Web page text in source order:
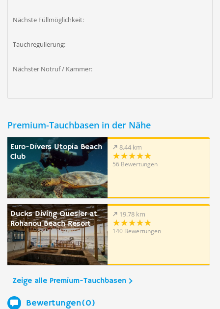
Nächste Füllmöglichkeit:
Tauchregulierung:
Nächster Notruf / Kammer:
Premium-Tauchbasen in der Nähe
Euro-Divers Utopia Beach
Club
8.44 km
56 Bewertungen
Ducks Diving Quesier at
Rohanou Beach Resort
19.78 km
140 Bewertungen
Zeige alle Premium-Tauchbasen
Bewertungen(0)